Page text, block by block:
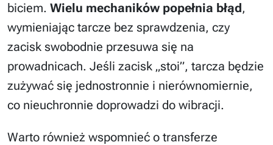
biciem. Wielu mechaników popełnia błąd,
wymieniając tarcze bez sprawdzenia, czy
zacisk swobodnie przesuwa się na
prowadnicach. Jeśli zacisk „stoi”, tarcza będzie
zużywać się jednostronnie i nierównomiernie,
co nieuchronnie doprowadzi do wibracji.
Warto również wspomnieć o transferze